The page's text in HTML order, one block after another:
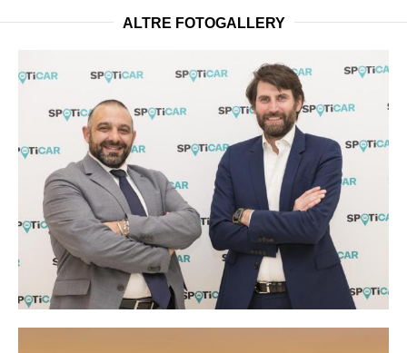
ALTRE FOTOGALLERY